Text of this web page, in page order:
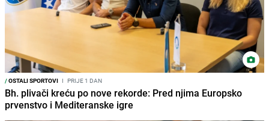
/OSTALI SPORTOVI I PRIJE 1 DAN
Bh. plivači kreću po nove rekorde: Pred njima Europsko
prvenstvo i Mediteranske igre